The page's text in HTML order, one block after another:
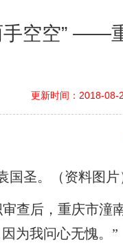
手空空” ——
更新时间：2018-
国圣。（资料图片
审查后，重庆市
为我问心无愧。”